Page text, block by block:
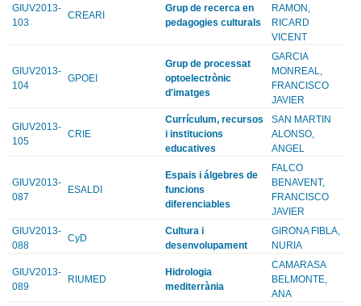
GIUV2013-
103
CREARI
Grup de recerca en
pedagogies culturals
RAMON,
RICARD
VICENT
GIUV2013-
104
GPOEI
Grup de processat
optoelectrònic
d'imatges
GARCIA
MONREAL,
FRANCISCO
JAVIER
GIUV2013-
105
CRIE
Currículum, recursos
i institucions
educatives
SAN MARTIN
ALONSO,
ANGEL
GIUV2013-
087
ESALDI
Espais i álgebres de
funcions
diferenciables
FALCO
BENAVENT,
FRANCISCO
JAVIER
GIUV2013-
088
CyD
Cultura i
desenvolupament
GIRONA FIBLA,
NURIA
GIUV2013-
089
RIUMED
Hidrologia
mediterrània
CAMARASA
BELMONTE,
ANA